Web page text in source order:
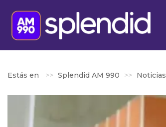
Estás en Splendid AM 990 Noticias